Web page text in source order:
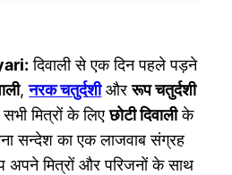
दिवाली से एक दिन पहले पड़ने
,नरक चतुर्दशीऔररूप चतुर्दशी
मित्रों के लिएछोटी दिवालीके
सन्देश का एक लाजवाब संग्रह
अपने मित्रों और परिजनों के साथ